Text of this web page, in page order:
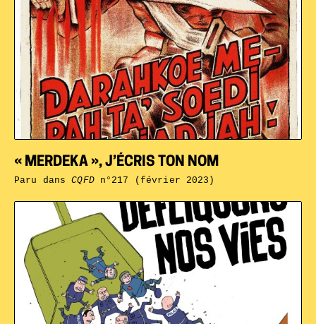
« MERDEKA », J’ÉCRIS TON NOM
Paru dansCQFDn°217 (février 2023)